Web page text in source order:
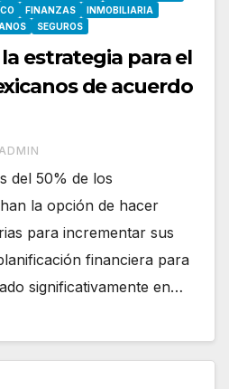
FINANZAS
INMOBILIARIA
SEGUROS
estrategia para el
de acuerdo
ADMIN
del 50% de los
la opción de hacer
para incrementar sus
financiera para
significativamente en…